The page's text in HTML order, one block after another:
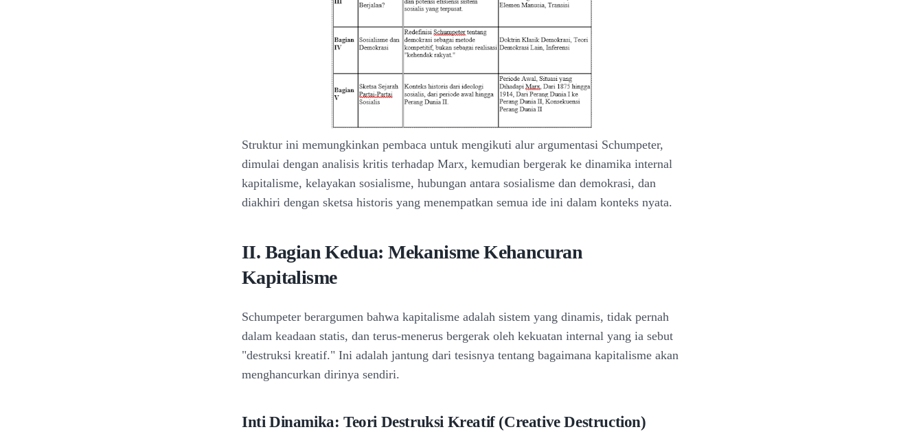
Struktur ini memungkinkan pembaca untuk mengikuti alur argumentasi Schumpeter,
dimulai dengan analisis kritis terhadap Marx, kemudian bergerak ke dinamika internal
kapitalisme, kelayakan sosialisme, hubungan antara sosialisme dan demokrasi, dan
diakhiri dengan sketsa historis yang menempatkan semua ide ini dalam konteks nyata.
II. Bagian Kedua: Mekanisme Kehancuran
Kapitalisme
Schumpeter berargumen bahwa kapitalisme adalah sistem yang dinamis, tidak pernah
dalam keadaan statis, dan terus-menerus bergerak oleh kekuatan internal yang ia sebut
"destruksi kreatif." Ini adalah jantung dari tesisnya tentang bagaimana kapitalisme akan
menghancurkan dirinya sendiri.
Inti Dinamika: Teori Destruksi Kreatif (Creative Destruction)